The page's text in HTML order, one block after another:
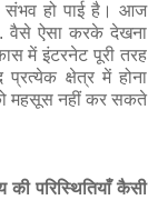
संभव हो पाई है। आज
वैसे ऐसा करके देखना
में इंटरनेट पूरी तरह
क्षेत्र में होना
महसूस नहीं कर सकते
परिस्थितियाँ कैसी